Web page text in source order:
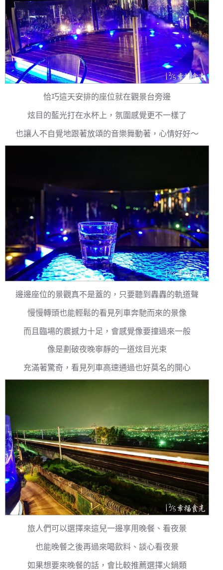
恰巧這天安排的座位就在觀景台旁邊
炫目的藍光打在水杯上，氛圍感覺更不一樣了
也讓人不自覺地跟著放頌的音樂舞動著，心情好好～
邊邊座位的景觀真不是蓋的，只要聽到轟轟的軌道聲
慢慢轉頭也能輕鬆的看見列車奔馳而來的景像
而且臨場的震撼力十足，會感覺像要撞過來一般
像是劃破夜晚寧靜的一道炫目光束
充滿著驚奇，看見列車高速通過也好莫名的開心
旅人們可以選擇來這兒一邊享用晚餐、看夜景
也能晚餐之後再過來喝飲料、談心看夜景
如果想要來晚餐的話，會比較推薦選擇火鍋類